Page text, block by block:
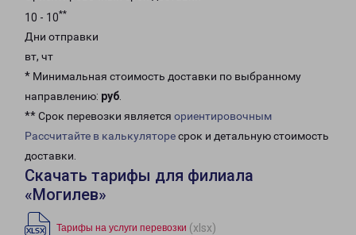
10 - 10**
Дни отправки
вт, чт
* Минимальная стоимость доставки по выбранному
направлению: руб.
** Срок перевозки является ориентировочным
Рассчитайте в калькуляторесрок и детальную стоимость
доставки.
Скачать тарифы для филиала
«Могилев»
Тарифы на услуги перевозки (xlsx)